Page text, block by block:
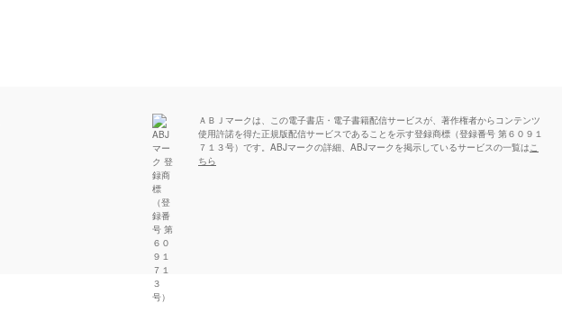
ＡＢＪマークは、この電子書店・電子書籍配信サービスが、著作権者からコンテンツ
使用許諾を得た正規版配信サービスであることを示す登録商標（登録番号 第６０９１
７１３号）です。ABJマークの詳細、ABJマークを掲示しているサービスの一覧はこ
ちら